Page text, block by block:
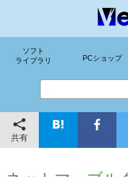
ソフト
ライブラリ
PCショップ
共有